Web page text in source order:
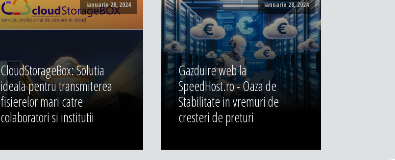
ianuarie 28, 2024
CloudStorageBox: Solutia
ideala pentru transmiterea
fisierelor mari catre
colaboratori si institutii
ianuarie 28, 2024
Gazduire web la
SpeedHost.ro - Oaza de
Stabilitate in vremuri de
cresteri de preturi